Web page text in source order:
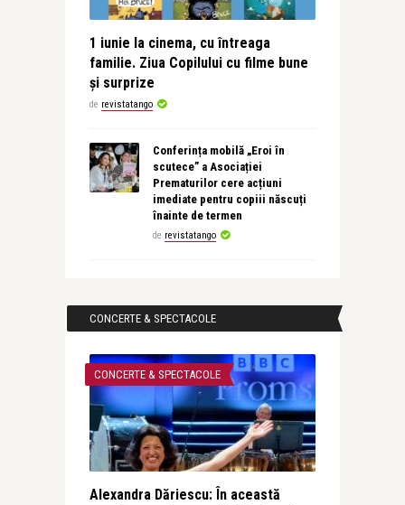
1 iunie la cinema, cu întreaga
familie. Ziua Copilului cu filme bune
și surprize
de revistatango
Conferința mobilă „Eroi în
scutece” a Asociației
Prematurilor cere acțiuni
imediate pentru copiii născuți
înainte de termen
de revistatango
CONCERTE & SPECTACOLE
CONCERTE & SPECTACOLE
Alexandra Dăriescu: În această